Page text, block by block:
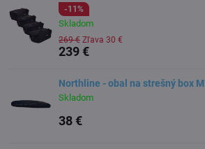
-11%
Skladom
239 €
269 € Zľava 30 €
Northline - obal na strešný box M
Skladom
38 €